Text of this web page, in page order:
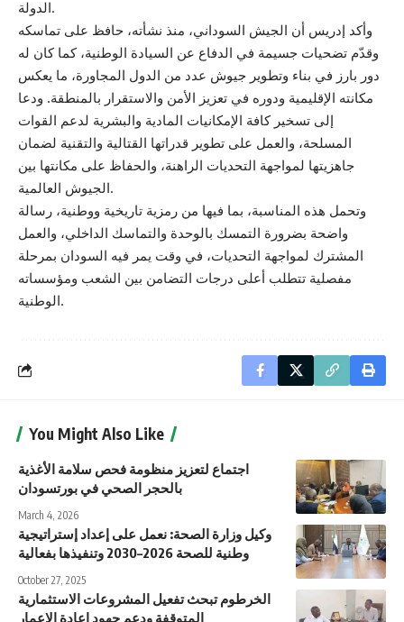
الدولة.
وأكد إدريس أن الجيش السوداني، منذ نشأته، حافظ على تماسكه
وقدّم تضحيات جسيمة في الدفاع عن السيادة الوطنية، كما كان له
دور بارز في بناء وتطوير جيوش عدد من الدول المجاورة، ما يعكس
مكانته الإقليمية ودوره في تعزيز الأمن والاستقرار بالمنطقة. ودعا
إلى تسخير كافة الإمكانيات المادية والبشرية لدعم القوات
المسلحة، والعمل على تطوير قدراتها القتالية والتقنية لضمان
جاهزيتها لمواجهة التحديات الراهنة، والحفاظ على مكانتها بين
الجيوش العالمية.
وتحمل هذه المناسبة، بما فيها من رمزية تاريخية ووطنية، رسالة
واضحة بضرورة التمسك بالوحدة والتماسك الداخلي، والعمل
المشترك لمواجهة التحديات، في وقت يمر فيه السودان بمرحلة
مفصلية تتطلب أعلى درجات التضامن بين الشعب ومؤسساته
الوطنية.
You Might Also Like
اجتماع لتعزيز منظومة فحص سلامة الأغذية
بالحجر الصحي في بورتسودان
March 4, 2026
وكيل وزارة الصحة: نعمل على إعداد إستراتيجية
وطنية للصحة 2026–2030 وتنفيذها بفعالية
October 27, 2025
الخرطوم تبحث تفعيل المشروعات الاستثمارية
المتوقفة ودعم جهود إعادة الإعمار